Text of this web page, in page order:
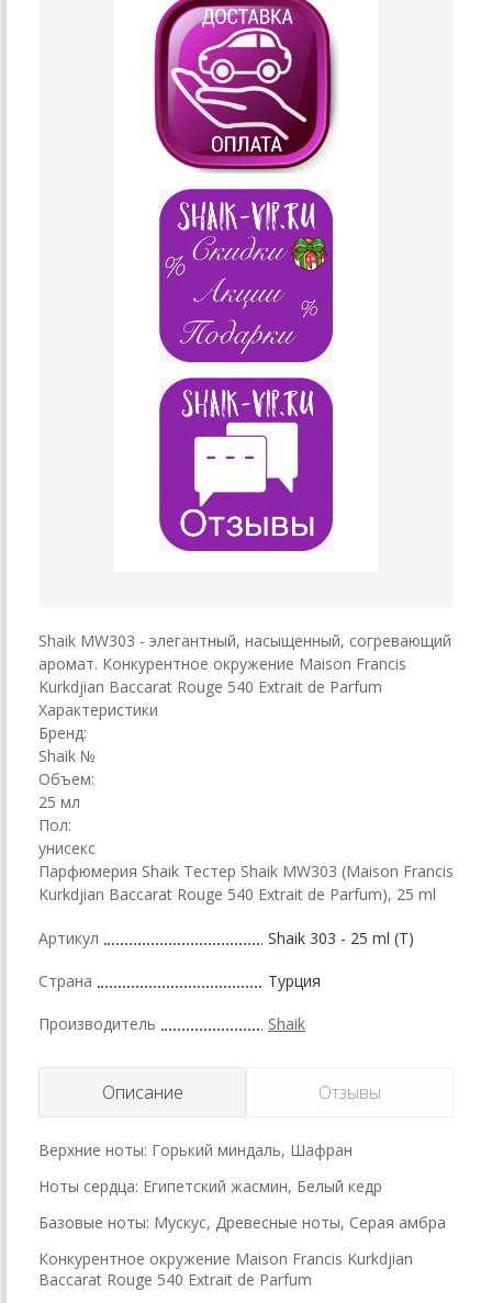
Shaik MW303 - элегантный, насыщенный, согревающий
аромат. Конкурентное окружение Maison Francis
Kurkdjian Baccarat Rouge 540 Extrait de Parfum
Характеристики
Бренд:
Shaik №
Объем:
25 мл
Пол:
унисекс
Парфюмерия Shaik Тестер Shaik MW303 (Maison Francis
Kurkdjian Baccarat Rouge 540 Extrait de Parfum), 25 ml
Артикул Shaik 303 - 25 ml (T)
Страна Турция
Производитель Shaik
Описание Отзывы
Верхние ноты: Горький миндаль, Шафран
Ноты сердца: Египетский жасмин, Белый кедр
Базовые ноты: Мускус, Древесные ноты, Серая амбра
Конкурентное окружение Maison Francis Kurkdjian
Baccarat Rouge 540 Extrait de Parfum